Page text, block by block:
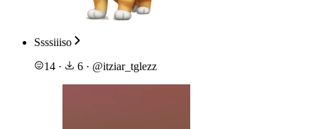
Ssssiiiso
14 · 6 · @itziar_tglezz